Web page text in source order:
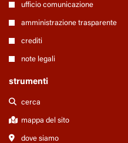
ufficio comunicazione
amministrazione trasparente
crediti
note legali
strumenti
cerca
mappa del sito
dove siamo